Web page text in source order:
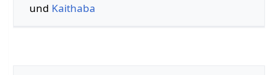
und Kaithaba